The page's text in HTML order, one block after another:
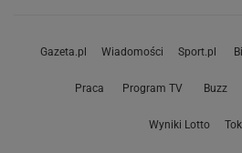
Gazeta.pl Wiadomości Sport.pl
Praca Program TV Buzz
Wyniki Lotto